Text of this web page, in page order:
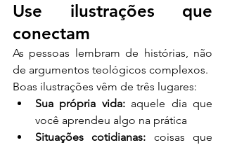
Use ilustrações que
conectam
As pessoas lembram de histórias, não
de argumentos teológicos complexos.
Boas ilustrações vêm de três lugares:
Sua própria vida: aquele dia que
você aprendeu algo na prática
Situações cotidianas: coisas que